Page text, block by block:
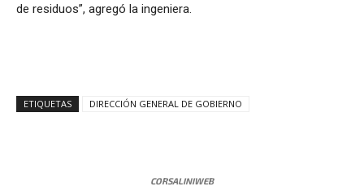
de residuos”, agregó la ingeniera.
ETIQUETAS DIRECCIÓN GENERAL DE GOBIERNO
CORSALINIWEB